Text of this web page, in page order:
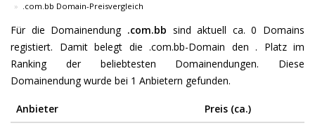
.com.bb Domain-Preisvergleich
Für die Domainendung .com.bb sind aktuell ca. 0 Domains
registiert. Damit belegt die .com.bb-Domain den . Platz im
Ranking der beliebtesten Domainendungen. Diese
Domainendung wurde bei 1 Anbietern gefunden.
Anbieter
Preis (ca.)